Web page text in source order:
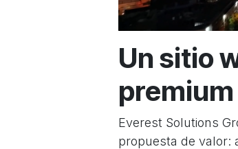
Un sitio
premium
Everest Solutions
propuesta de valor: